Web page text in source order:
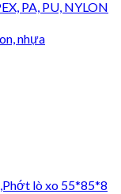
PA, PU, NYLON
nhựa
lò xo 55*85*8